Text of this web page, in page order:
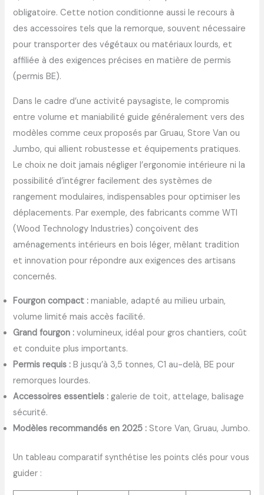
obligatoire. Cette notion conditionne aussi le recours à
des accessoires tels que la remorque, souvent nécessaire
pour transporter des végétaux ou matériaux lourds, et
affiliée à des exigences précises en matière de permis
(permis BE).
Dans le cadre d’une activité paysagiste, le compromis
entre volume et maniabilité guide généralement vers des
modèles comme ceux proposés par Gruau, Store Van ou
Jumbo, qui allient robustesse et équipements pratiques.
Le choix ne doit jamais négliger l’ergonomie intérieure ni la
possibilité d’intégrer facilement des systèmes de
rangement modulaires, indispensables pour optimiser les
déplacements. Par exemple, des fabricants comme WTI
(Wood Technology Industries) conçoivent des
aménagements intérieurs en bois léger, mêlant tradition
et innovation pour répondre aux exigences des artisans
concernés.
Fourgon compact : maniable, adapté au milieu urbain,
volume limité mais accès facilité.
Grand fourgon : volumineux, idéal pour gros chantiers, coût
et conduite plus importants.
Permis requis : B jusqu’à 3,5 tonnes, C1 au-delà, BE pour
remorques lourdes.
Accessoires essentiels : galerie de toit, attelage, balisage
sécurité.
Modèles recommandés en 2025 : Store Van, Gruau, Jumbo.
Un tableau comparatif synthétise les points clés pour vous
guider :